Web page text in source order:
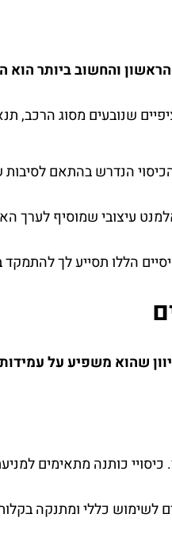
והחשוב ביותר הוא
שנובעים מסוג הרכב,
הנדרש בהתאם
עיצובי שמוסיף
הללו תסייע לך
שהוא משפיע על
כותנה מתאימים
כללי ומתנקה